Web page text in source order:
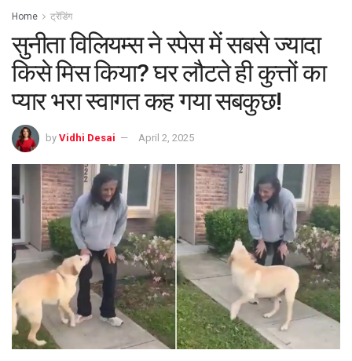
Home ट्रेंडिंग
सुनीता विलियम्स ने स्पेस में सबसे ज्यादा
किसे मिस किया? घर लौटते ही कुत्तों का
प्यार भरा स्वागत कह गया सबकुछ!
by Vidhi Desai April 2, 2025